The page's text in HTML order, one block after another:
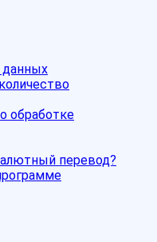
данных
обработке
перевод?